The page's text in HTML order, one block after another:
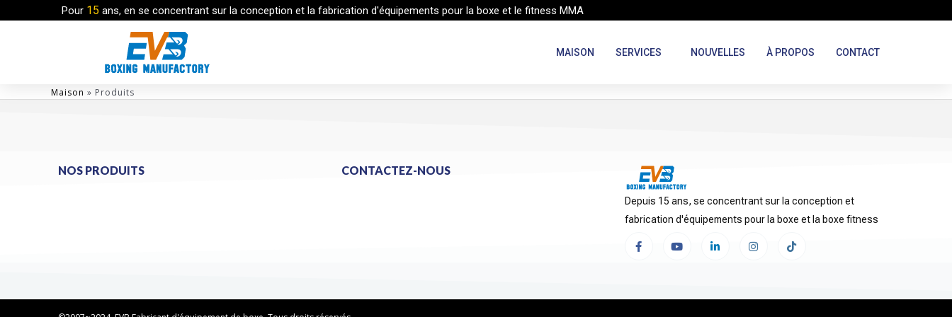
Pour 15 ans, en se concentrant sur la conception et la fabrication d'équipements pour la boxe et le fitness MMA
MAISON SERVICES NOUVELLES À PROPOS CONTACT
Maison » Produits
NOS PRODUITS CONTACTEZ-NOUS
Depuis 15 ans, se concentrant sur la conception et
fabrication d'équipements pour la boxe et la boxe fitness